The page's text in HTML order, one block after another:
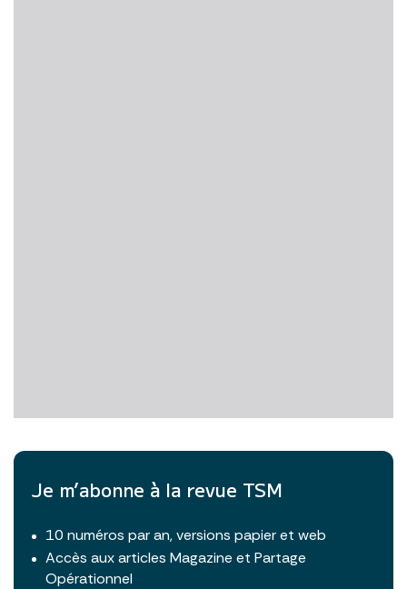
Je m’abonne à la revue TSM
10 numéros par an, versions papier et web
Accès aux articles Magazine et Partage
Opérationnel